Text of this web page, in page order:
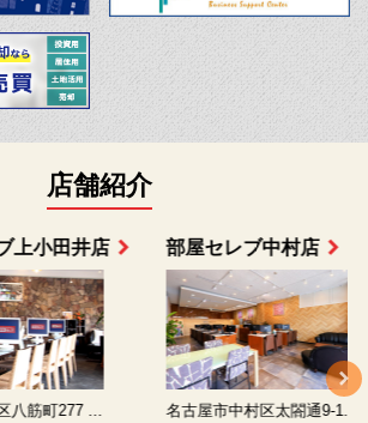
店舗紹介
井店
...
部屋セレブ中村店
名古屋市中村区太閤通9-1...